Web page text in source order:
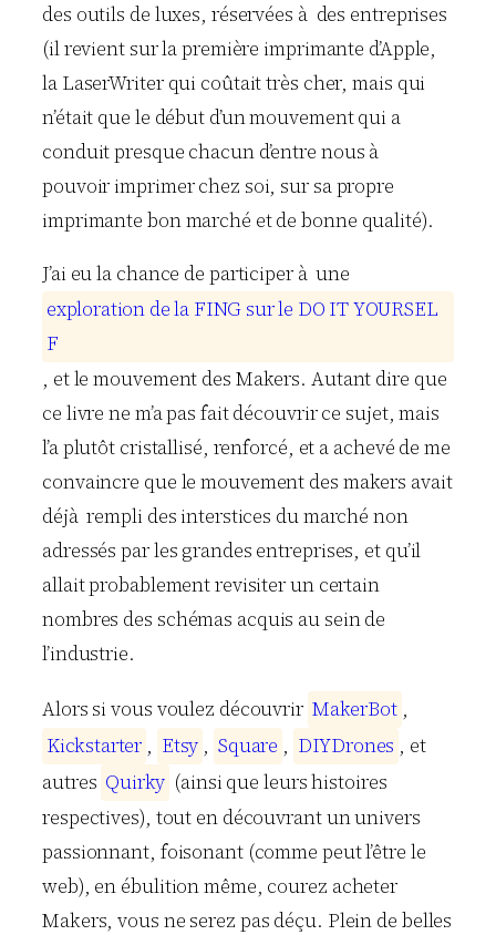
des outils de luxes, réservées à des entreprises
(il revient sur la première imprimante d’Apple,
la LaserWriter qui coûtait très cher, mais qui
n’était que le début d’un mouvement qui a
conduit presque chacun d’entre nous à
pouvoir imprimer chez soi, sur sa propre
imprimante bon marché et de bonne qualité).
J’ai eu la chance de participer à une
exploration dela FING surle DO ITYOURSEL
F
, et le mouvement des Makers. Autant dire que
ce livre ne m’a pas fait découvrir ce sujet, mais
l’a plutôt cristallisé, renforcé, et a achevé de me
convaincre que le mouvement des makers avait
déjà rempli des interstices du marché non
adressés par les grandes entreprises, et qu’il
allait probablement revisiter un certain
nombres des schémas acquis au sein de
l’industrie.
Alors si vous voulez découvrir MakerBot ,
Kickstarter , Etsy , Square , DIYDrones , et
autres Quirky (ainsi que leurs histoires
respectives), tout en découvrant un univers
passionnant, foisonant (comme peut l’être le
web), en ébulition même, courez acheter
Makers, vous ne serez pas déçu. Plein de belles